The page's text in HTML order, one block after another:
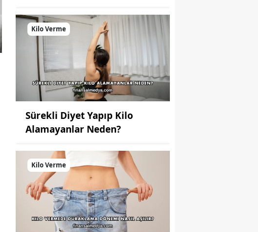
Kilo Verme
Sürekli Diyet Yapıp Kilo
Alamayanlar Neden?
Kilo Verme